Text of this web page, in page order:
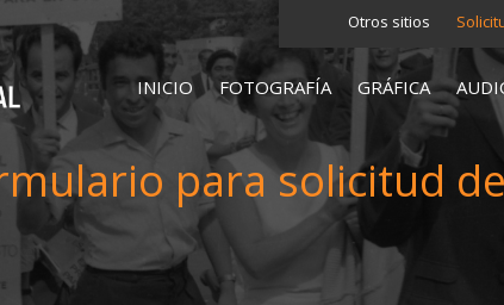
Otros sitios
INICIO FOTOGRAFÍA GRÁFICA
para solicitud